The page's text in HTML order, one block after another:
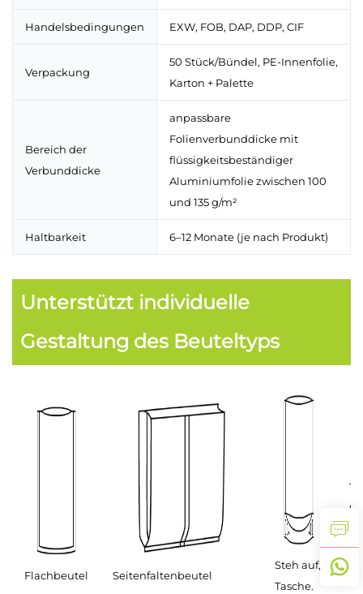
Handelsbedingungen EXW, FOB, DAP, DDP, CIF
Verpackung
50 Stück/Bündel, PE-Innenfolie,
Karton + Palette
Bereich der
Verbunddicke
anpassbare
Folienverbunddicke mit
flüssigkeitsbeständiger
Aluminiumfolie zwischen 100
und 135 g/m²
Haltbarkeit 6–12 Monate (je nach Produkt)
Unterstützt individuelle
Gestaltung des Beuteltyps
Flachbeutel Seitenfaltenbeutel
Steh auf,
Tasche.
T-